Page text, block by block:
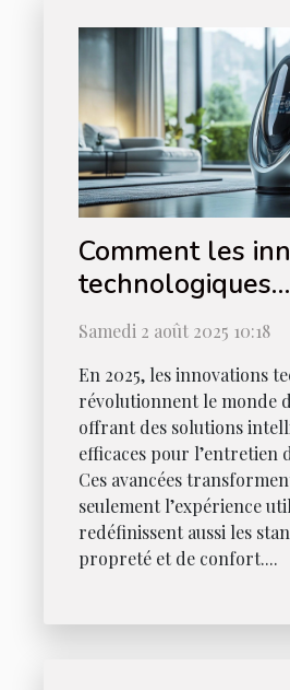
Comment les
technologiques
transforment-
aspirateurs en
Samedi 2 août 2025 10:18
En 2025, les innovations
révolutionnent le monde
offrant des solutions
efficaces pour l’entretien
Ces avancées
seulement l’expérience
redéfinissent aussi les
propreté et de confort....